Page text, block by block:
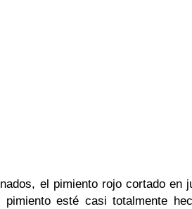
el pimiento rojo cortado en
esté casi totalmente